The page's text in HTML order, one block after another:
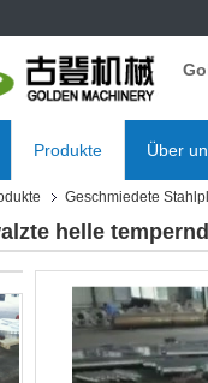
Produkte Über
Geschmiedete
helle